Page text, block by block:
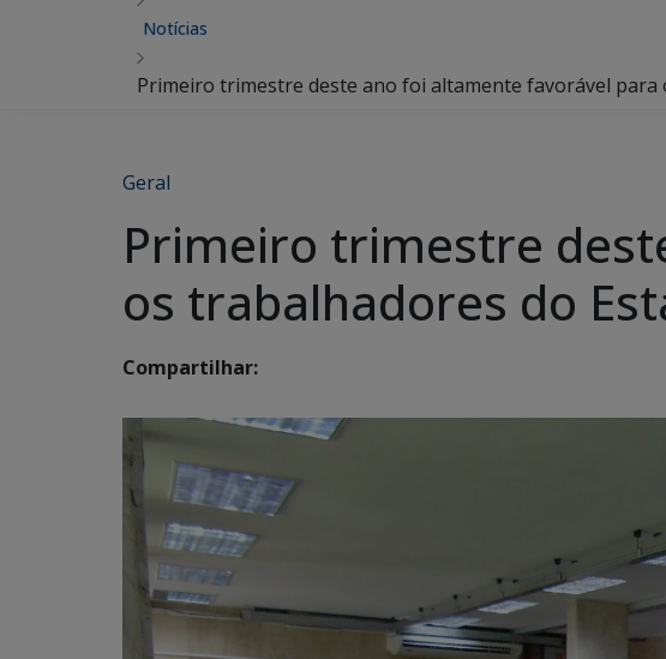
Notícias
Primeiro trimestre deste ano foi altamente favorável para
Geral
Primeiro trimestre
os trabalhadores do
Compartilhar: